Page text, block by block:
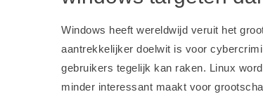
Windows heeft wereldwijd veruit het
aantrekkelijker doelwit is voor
gebruikers tegelijk kan raken. Linux
minder interessant maakt voor